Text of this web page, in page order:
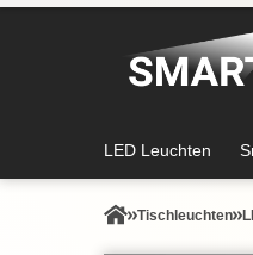
LED Leuchten
Tisch­leuchten